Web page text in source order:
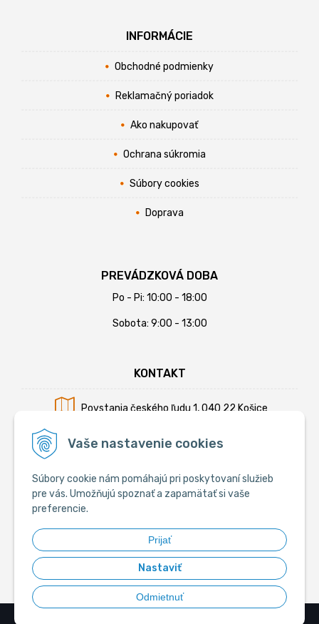
Vaše nastavenie cookies
Súbory cookie nám pomáhajú pri poskytovaní služieb
pre vás. Umožňujú spoznať a zapamätať si vaše
preferencie.
Prijať
Nastaviť
Odmietnuť
INFORMÁCIE
Obchodné podmienky
Reklamačný poriadok
Ako nakupovať
Ochrana súkromia
Súbory cookies
Doprava
PREVÁDZKOVÁ DOBA
Po - Pi: 10:00 - 18:00
Sobota: 9:00 - 13:00
KONTAKT
Povstania českého ľudu 1, 040 22 Košice
Mobil:+421 902 794 355
E-mail:info@krmiva.sk